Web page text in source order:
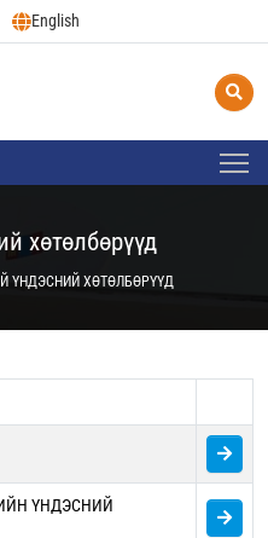
English
хөтөлбөрүүд
ҮНДЭСНИЙ ХӨТӨЛБӨРҮҮД
ҮНДЭСНИЙ